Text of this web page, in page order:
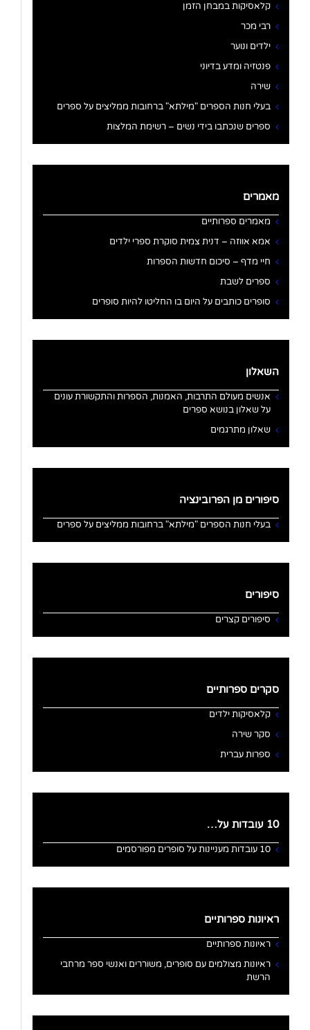
קלאסיקות במבחן הזמן
רבי מכר
ילדים ונוער
פנטזיה ומדע בדיוני
שירה
בעלי חנות הספרים "מילתא" ברחובות ממליצים על ספרים
ספרים שנכתבו בידי נשים – רשימת המלצות
מאמרים
מאמרים ספרותיים
אמא אווזה – דנית צמית סוקרת ספרי ילדים
חיי מדף – סיכום חדשות הספרות
ספרים לשבת
סופרים כותבים על היום בו החליטו להיות סופרים
השאלון
אנשים מעולם התרבות, האמנות, הספרות והתקשורת עונים
על שאלון בנושא ספרים
שאלון מתרגמים
סיפורים מן הפרובינציה
בעלי חנות הספרים "מילתא" ברחובות ממליצים על ספרים
סיפורים
סיפורים קצרים
סקרים ספרותיים
קלאסיקות ילדים
סקר שירה
ספרות עברית
10 עובדות על…
10 עובדות מעניינות על סופרים מפורסמים
ראיונות ספרותיים
ראיונות ספרותיים
ראיונות מצולמים עם סופרים, משוררים ואנשי ספר מרחבי
הרשת